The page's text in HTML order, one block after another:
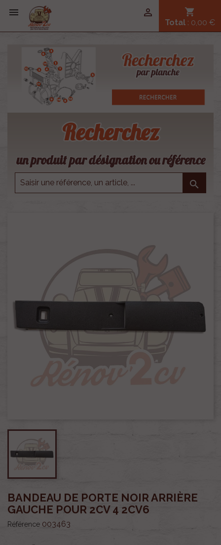
 shopping_cart
Total : 0,00 €

Recherchez
un produit par désignation ou référence

BANDEAU DE PORTE NOIR ARRIÈRE
GAUCHE POUR 2CV 4 2CV6
Référence 003463